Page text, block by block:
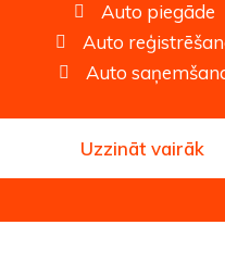
Auto piegāde
Auto
Auto
Uzzināt vairāk